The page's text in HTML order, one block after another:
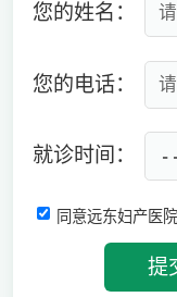
您的姓名：
您的电话：
就诊时间：
同意远东妇产医院